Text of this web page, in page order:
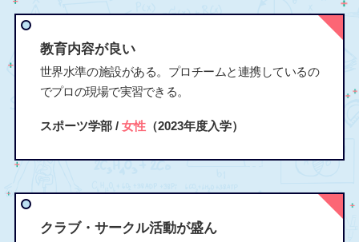
教育内容が良い
世界水準の施設がある。プロチームと連携しているの
でプロの現場で実習できる。
スポーツ学部 / 女性（2023年度入学）
クラブ・サークル活動が盛ん